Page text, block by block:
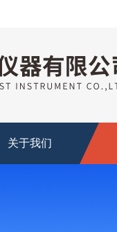
关于我们